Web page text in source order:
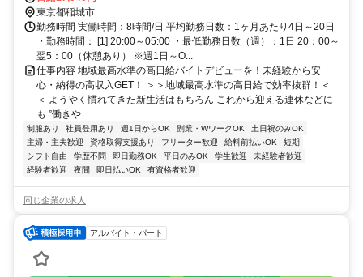
代幅広く活躍しています。
東京都稲城市
勤務時間 実働時間：8時間/日 平均勤務日数：1ヶ月あたり4日～20日
・勤務時間： [1] 20:00～05:00 ・最低勤務日数（週）：1日 20：00～
翌5：00（休憩あり） ※週1日～O...
仕事内容 地域最高水準の高日給バイトデビューを！未経験から安
心・納得の高収入GET！ ＞＞地域最高水準の高日給で効率抜群！＜
＜ ようやく慣れてきた新生活はもちろん これから迎える連休などに
も ”働きや...
制服あり 社員登用あり 週1日からOK 副業・WワークOK
土日祝のみOK
主婦・主夫歓迎
資格取得支援あり フリーター歓迎 給料前払いOK
短期
シフト自由
学歴不問 即日勤務OK 平日のみOK 学生歓迎
未経験者歓迎
経験者歓迎
夜間 即日払いOK 有資格者歓迎
同じ企業の求人
アルバイト・パート